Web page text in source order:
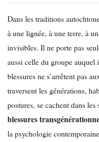
Dans les traditions
à une lignée, à une terre, à
invisibles. Il ne porte pas
aussi celle du groupe
blessures ne s’arrêtent pas
traversent les générations,
postures, se cachent dans
blessures
la psychologie